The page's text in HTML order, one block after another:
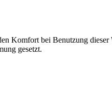
Komfort bei Benutzung dieser
gesetzt.